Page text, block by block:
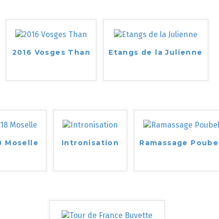
2016 Vosges Than Etangs de la Julienne
Moselle Intronisation Ramassage